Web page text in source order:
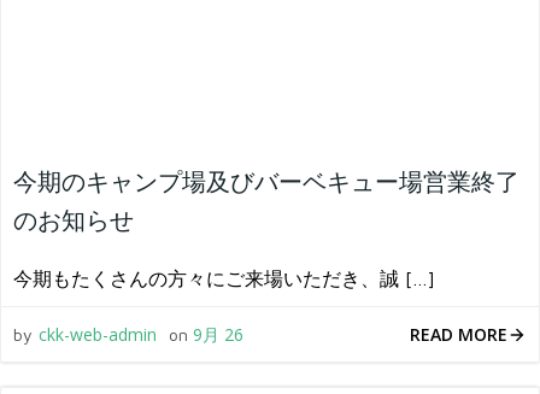
今期のキャンプ場及びバーベキュー場営業終了
のお知らせ
今期もたくさんの方々にご来場いただき、誠 […]
by ckk-web-admin on 9月 26 READ MORE